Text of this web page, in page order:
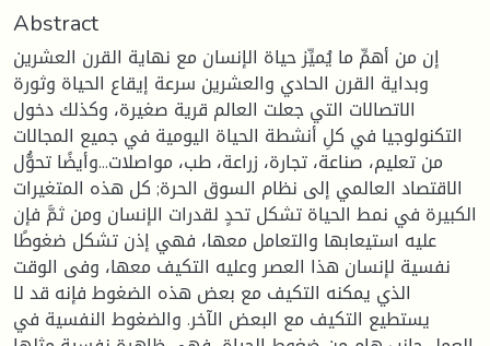
Abstract
إن من أهمِّ ما يُميِّز حياة الإنسان مع نهاية القرن العشرين
وبداية القرن الحادي والعشرين سرعة إيقاع الحياة وثورة
الاتصالات التي جعلت العالم قرية صغيرة، وكذلك دخول
التكنولوجيا في كلِ أنشطة الحياة اليومية في جميع المجالات
من تعليم، صناعة، تجارة، زراعة، طب، مواصلات...وأيضًا تحوُّل
الاقتصاد العالمي إلى نظام السوق الحرة; كل هذه المتغيرات
الكبيرة في نمط الحياة تشكل تحدٍ لقدرات الإنسان ومن ثمَّ فإن
عليه استيعابها والتعامل معها، فهي إذن تشكل ضغوطًا
نفسية لإنسان هذا العصر وعليه التكيف معها، وفى الوقت
الذي يمكنه التكيف مع بعض هذه الضغوط فإنه قد لا
يستطيع التكيف مع البعض الآخر. والضغوط النفسية في